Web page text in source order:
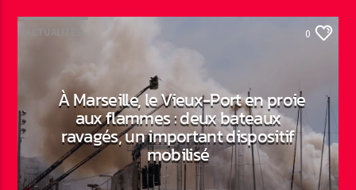
ACTUALITÉS 0
À Marseille, le Vieux-Port en proie
aux flammes : deux bateaux
ravagés, un important dispositif
mobilisé